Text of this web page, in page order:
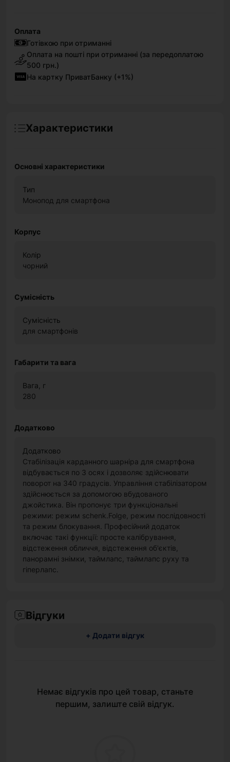
Оплата
Готівкою при отриманні
Оплата на пошті при отриманні (за передоплатою
500 грн.)
На картку ПриватБанку (+1%)
Характеристики
Основні характеристики
Тип
Монопод для смартфона
Корпус
Колір
чорний
Сумісність
Сумісність
для смартфонів
Габарити та вага
Вага, г
280
Додатково
Додатково
Стабілізація карданного шарніра для смартфона
відбувається по 3 осях і дозволяє здійснювати
поворот на 340 градусів. Управління стабілізатором
здійснюється за допомогою вбудованого
джойстика. Він пропонує три функціональні
режими: режим schenk.Folge, режим послідовності
та режим блокування. Професійний додаток
включає такі функції: просте калібрування,
відстеження обличчя, відстеження об'єктів,
панорамні знімки, таймлапс, таймлапс руху та
гіперлапс.
Відгуки
+ Додати відгук
Немає відгуків про цей товар, станьте
першим, залиште свій відгук.